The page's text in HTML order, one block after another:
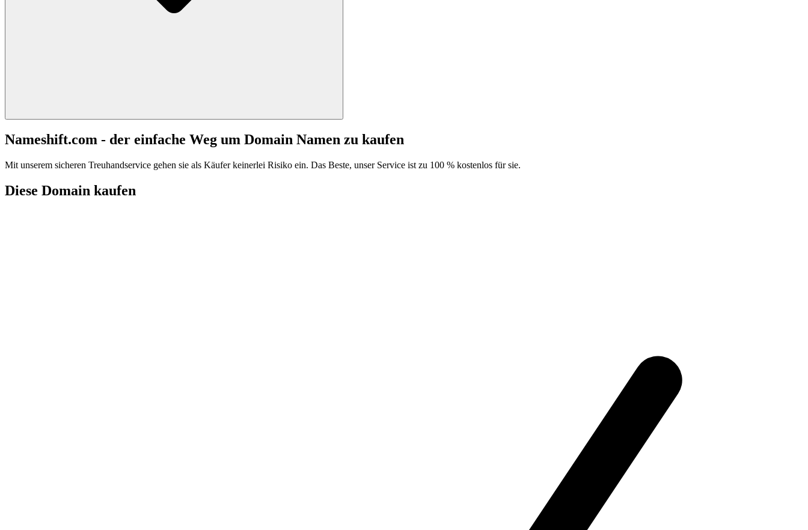
Nameshift.com - der einfache Weg um Domain Namen zu kaufen
Mit unserem sicheren Treuhandservice gehen sie als Käufer keinerlei Risiko ein. Das Beste, unser Service ist zu 100 % kostenlos für sie.
Diese Domain kaufen